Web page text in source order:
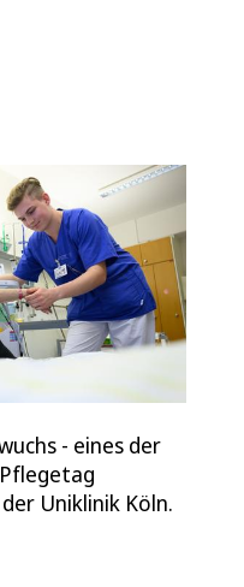
- eines der
Uniklinik Köln.